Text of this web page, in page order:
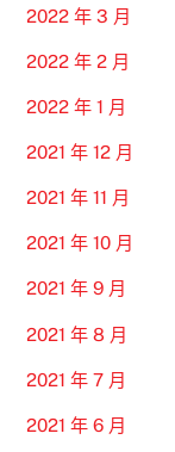
2022 年 3 月
2022 年 2 月
2022 年 1 月
2021 年 12 月
2021 年 11 月
2021 年 10 月
2021 年 9 月
2021 年 8 月
2021 年 7 月
2021 年 6 月